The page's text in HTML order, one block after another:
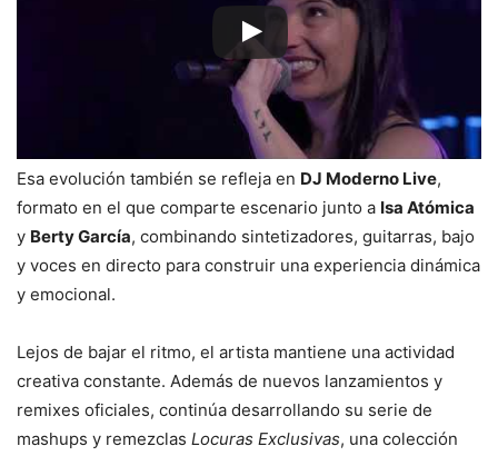
Esa evolución también se refleja en DJ Moderno Live,
formato en el que comparte escenario junto a Isa Atómica
y Berty García, combinando sintetizadores, guitarras, bajo
y voces en directo para construir una experiencia dinámica
y emocional.
Lejos de bajar el ritmo, el artista mantiene una actividad
creativa constante. Además de nuevos lanzamientos y
remixes oficiales, continúa desarrollando su serie de
mashups y remezclas Locuras Exclusivas, una colección